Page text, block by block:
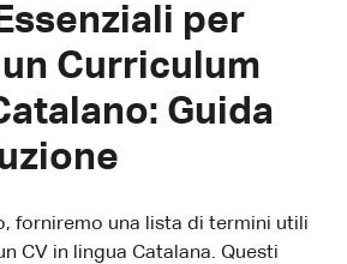
per
Curriculum
Guida
forniremo una lista di termini utili
CV in lingua Catalana. Questi